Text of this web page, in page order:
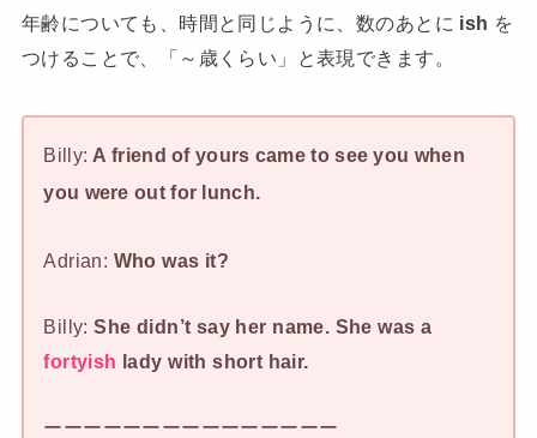
年齢についても、時間と同じように、数のあとに ish を
つけることで、「～歳くらい」と表現できます。
Billy: A friend of yours came to see you when
you were out for lunch.
Adrian: Who was it?
Billy:She didn’t say her name. She was a
fortyish lady with short hair.
ーーーーーーーーーーーーーーー